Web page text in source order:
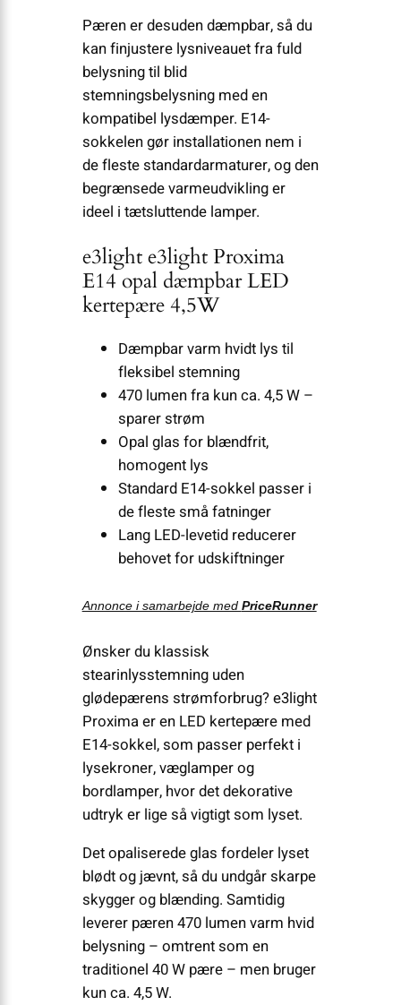
Pæren er desuden dæmpbar, så du
kan finjustere lysniveauet fra fuld
belysning til blid
stemningsbelysning med en
kompatibel lysdæmper. E14-
sokkelen gør installationen nem i
de fleste standardarmaturer, og den
begrænsede varmeudvikling er
ideel i tætsluttende lamper.
e3light e3light Proxima
E14 opal dæmpbar LED
kertepære 4,5W
Dæmpbar varm hvidt lys til
fleksibel stemning
470 lumen fra kun ca. 4,5 W –
sparer strøm
Opal glas for blændfrit,
homogent lys
Standard E14-sokkel passer i
de fleste små fatninger
Lang LED-levetid reducerer
behovet for udskiftninger
Annonce i samarbejde med PriceRunner
Ønsker du klassisk
stearinlysstemning uden
glødepærens strømforbrug? e3light
Proxima er en LED kertepære med
E14-sokkel, som passer perfekt i
lysekroner, væglamper og
bordlamper, hvor det dekorative
udtryk er lige så vigtigt som lyset.
Det opaliserede glas fordeler lyset
blødt og jævnt, så du undgår skarpe
skygger og blænding. Samtidig
leverer pæren 470 lumen varm hvid
belysning – omtrent som en
traditionel 40 W pære – men bruger
kun ca. 4,5 W.